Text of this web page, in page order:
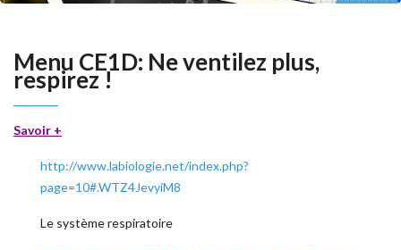
Menu CE1D: Ne ventilez plus,
respirez !
Savoir +
http://www.labiologie.net/index.php?
page=10#.WTZ4JevyiM8
Le système respiratoire